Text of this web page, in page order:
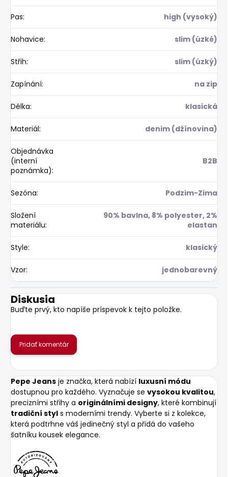
Pas: high (vysoký)
Nohavice: slim (úzké)
Střih: slim (úzký)
Zapínání: na zip
Délka: klasická
Materiál: denim (džínovina)
Objednávka
(interní
poznámka):
B2B
Sezóna: Podzim-Zima
Složení
materiálu:
90% bavlna, 8% polyester, 2%
elastan
Style: klasický
Vzor: jednobarevný
Diskusia
Buďte prvý, kto napíše príspevok k tejto položke.
Pridať komentár
Pepe Jeans je značka, která nabízí luxusní módu
dostupnou pro každého. Vyznačuje se vysokou kvalitou,
precizními střihy a originálními designy, které kombinují
tradiční styl s moderními trendy. Vyberte si z kolekce,
která podtrhne váš jedinečný styl a přidá do vašeho
šatníku kousek elegance.